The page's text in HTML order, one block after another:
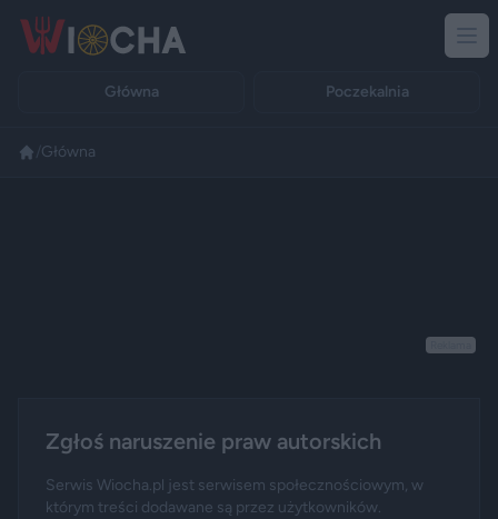
Główna Poczekalnia
Główna
Zgłoś naruszenie praw autorskich
Serwis Wiocha.pl jest serwisem społecznościowym, w
którym treści dodawane są przez użytkowników.